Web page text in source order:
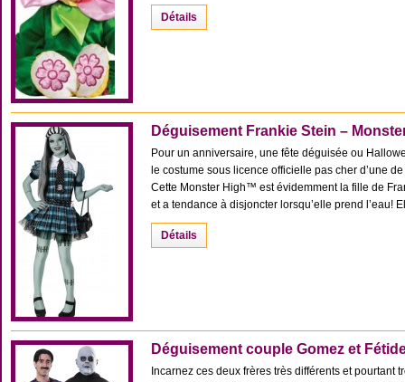
Détails
Déguisement Frankie Stein –
Pour un anniversaire, une fête déguisée ou
le costume sous licence officielle pas cher d’une
Cette Monster High™ est évidemment la fille de
et a tendance à disjoncter lorsqu’elle prend l’eau!
Détails
Déguisement couple Gomez et
Incarnez ces deux frères très différents et pourtant